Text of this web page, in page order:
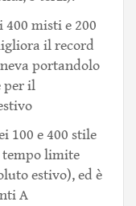
misti e 200
il record
portandolo
per il
100 e 400 stile
limite
estivo), ed è
A